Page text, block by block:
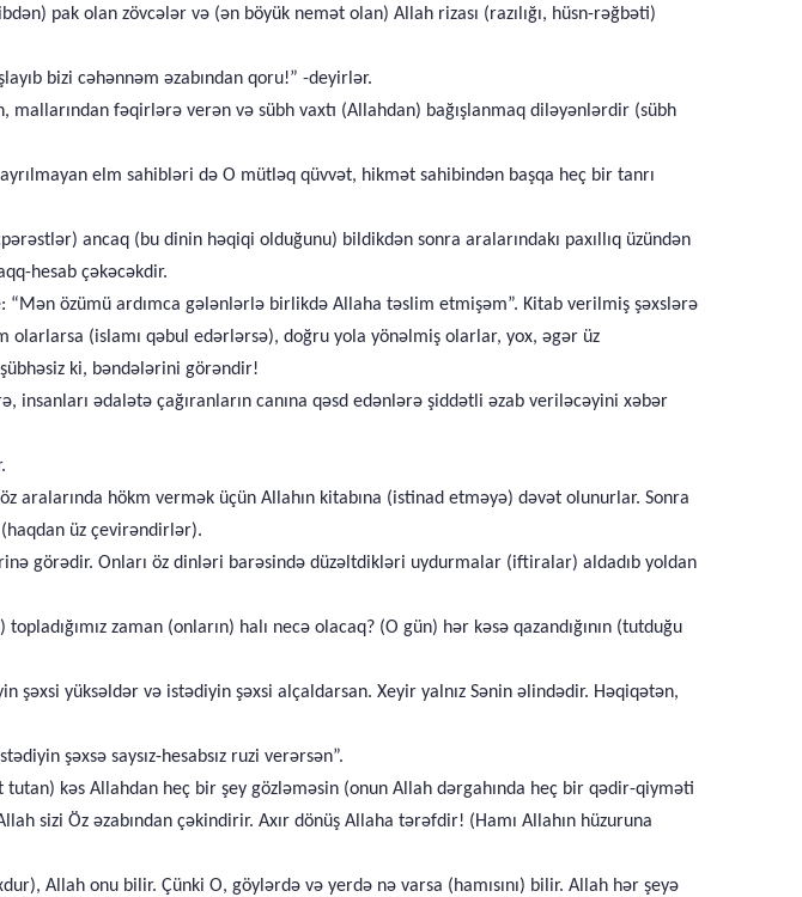
pak olan zövcələr və (ən böyük nemət olan) Allah rizası (razılığı, hüsn-rəğbəti)
bizi cəhənnəm əzabından qoru!” -deyirlər.
fəqirlərə verən və sübh vaxtı (Allahdan) bağışlanmaq diləyənlərdir (sübh
elm sahibləri də O mütləq qüvvət, hikmət sahibindən başqa heç bir tanrı
ancaq (bu dinin həqiqi olduğunu) bildikdən sonra aralarındakı paxıllıq üzündən
hesab çəkəcəkdir.
özümü ardımca gələnlərlə birlikdə Allaha təslim etmişəm”. Kitab verilmiş şəxslərə
olarlarsa (islamı qəbul edərlərsə), doğru yola yönəlmiş olarlar, yox, əgər üz
ki, bəndələrini görəndir!
ədalətə çağıranların canına qəsd edənlərə şiddətli əzab veriləcəyini xəbər
hökm vermək üçün Allahın kitabına (istinad etməyə) dəvət olunurlar. Sonra
üz çevirəndirlər).
görədir. Onları öz dinləri barəsində düzəltdikləri uydurmalar (iftiralar) aldadıb yoldan
zaman (onların) halı necə olacaq? (O gün) hər kəsə qazandığının (tutduğu
şəxsi yüksəldər və istədiyin şəxsi alçaldarsan. Xeyir yalnız Sənin əlindədir. Həqiqətən,
şəxsə saysız-hesabsız ruzi verərsən”.
kəs Allahdan heç bir şey gözləməsin (onun Allah dərgahında heç bir qədir-qiyməti
sizi Öz əzabından çəkindirir. Axır dönüş Allaha tərəfdir! (Hamı Allahın hüzuruna
Allah onu bilir. Çünki O, göylərdə və yerdə nə varsa (hamısını) bilir. Allah hər şeyə